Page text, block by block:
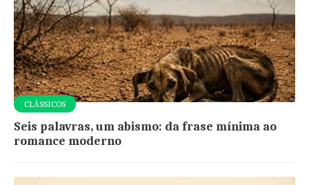
CLÁSSICOS
Seis palavras, um abismo: da frase mínima ao
romance moderno